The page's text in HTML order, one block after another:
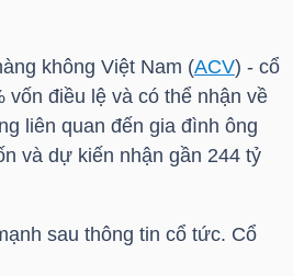
không Việt Nam (ACV) - cổ
điều lệ và có thể nhận về
liên quan đến gia đình ông
và dự kiến nhận gần 244 tỷ
sau thông tin cổ tức. Cổ